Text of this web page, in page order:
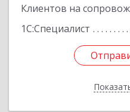
Клиентов на
1С:Специалист